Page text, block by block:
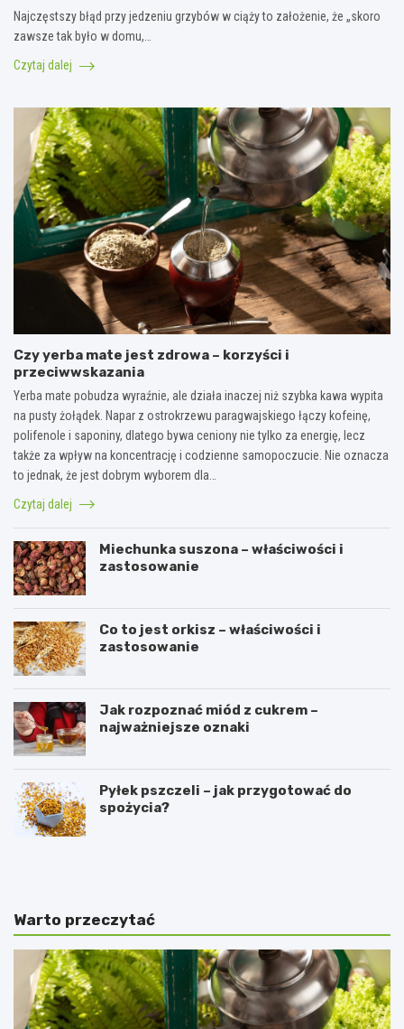
Najczęstszy błąd przy jedzeniu grzybów w ciąży to założenie, że „skoro
zawsze tak było w domu,…
Czytaj dalej
Czy yerba mate jest zdrowa – korzyści i
przeciwwskazania
Yerba mate pobudza wyraźnie, ale działa inaczej niż szybka kawa wypita
na pusty żołądek. Napar z ostrokrzewu paragwajskiego łączy kofeinę,
polifenole i saponiny, dlatego bywa ceniony nie tylko za energię, lecz
także za wpływ na koncentrację i codzienne samopoczucie. Nie oznacza
to jednak, że jest dobrym wyborem dla…
Czytaj dalej
Miechunka suszona – właściwości i
zastosowanie
Co to jest orkisz – właściwości i
zastosowanie
Jak rozpoznać miód z cukrem –
najważniejsze oznaki
Pyłek pszczeli – jak przygotować do
spożycia?
i
s
n
n
r
z
y
n
Warto przeczytać